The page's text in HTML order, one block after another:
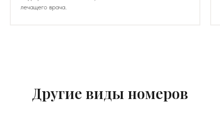
лечащего врача.
Другие виды номеров